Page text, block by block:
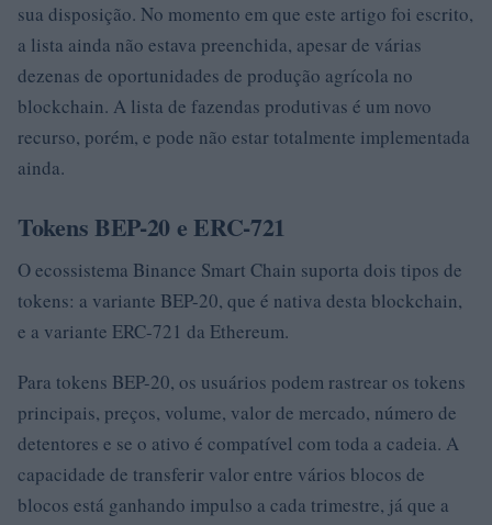
sua disposição. No momento em que este artigo foi escrito,
a lista ainda não estava preenchida, apesar de várias
dezenas de oportunidades de produção agrícola no
blockchain. A lista de fazendas produtivas é um novo
recurso, porém, e pode não estar totalmente implementada
ainda.
Tokens BEP-20 e ERC-721
O ecossistema Binance Smart Chain suporta dois tipos de
tokens: a variante BEP-20, que é nativa desta blockchain,
e a variante ERC-721 da Ethereum.
Para tokens BEP-20, os usuários podem rastrear os tokens
principais, preços, volume, valor de mercado, número de
detentores e se o ativo é compatível com toda a cadeia. A
capacidade de transferir valor entre vários blocos de
blocos está ganhando impulso a cada trimestre, já que a